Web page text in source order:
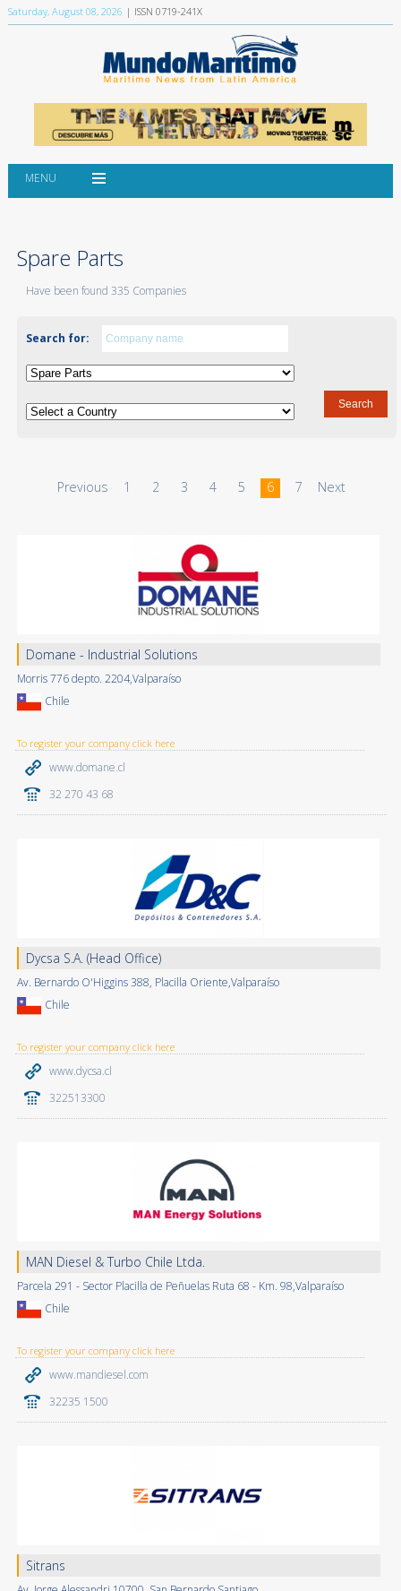
Saturday, August 08, 2026 | ISSN 0719-241X
MENU
Spare Parts
Have been found 335 Companies
Search for:
Previous 1 2 3 4 5 6 7 Next
Domane - Industrial Solutions
Morris 776 depto. 2204,Valparaíso
Chile
To register your company click here
www.domane.cl
32 270 43 68
Dycsa S.A. (Head Office)
Av. Bernardo O'Higgins 388, Placilla Oriente,Valparaíso
Chile
To register your company click here
www.dycsa.cl
322513300
MAN Diesel & Turbo Chile Ltda.
Parcela 291 - Sector Placilla de Peñuelas Ruta 68 - Km. 98,Valparaíso
Chile
To register your company click here
www.mandiesel.com
32235 1500
Sitrans